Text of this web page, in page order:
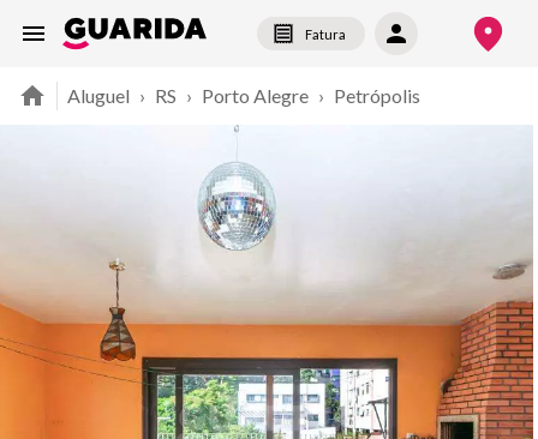
Fatura
Aluguel › RS › Porto Alegre › Petrópolis